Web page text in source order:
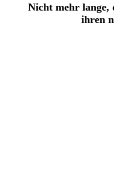
Nicht mehr lange,
ihren